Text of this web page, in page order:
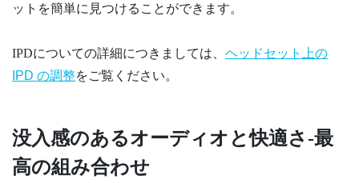
ットを簡単に見つけることができます。
IPDについての詳細につきましては、 ヘッドセット上の
IPD の調整をご覧ください。
没入感のあるオーディオと快適さ-最
高の組み合わせ